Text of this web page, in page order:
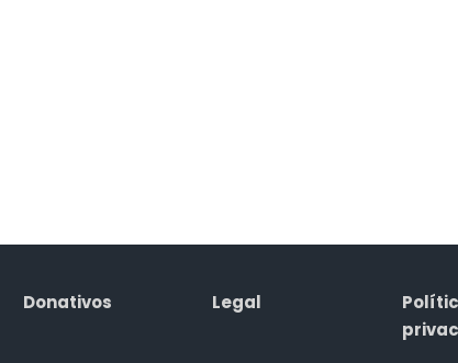
Donativos Legal